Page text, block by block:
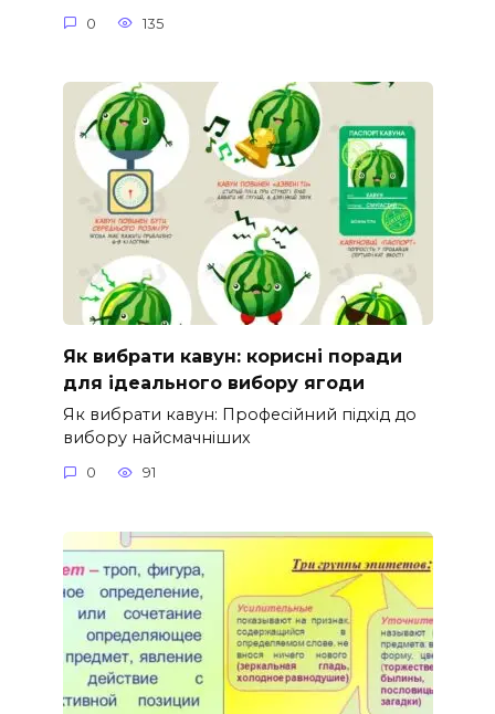
0 135
Як вибрати кавун: корисні поради
для ідеального вибору ягоди
Як вибрати кавун: Професійний підхід до
вибору найсмачніших
0 91